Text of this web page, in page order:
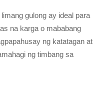
gulong ay ideal para
na karga o mababang
ng katatagan at
ng timbang sa